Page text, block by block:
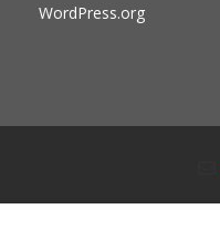
WordPress.org